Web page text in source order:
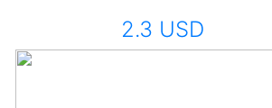
2.3 USD